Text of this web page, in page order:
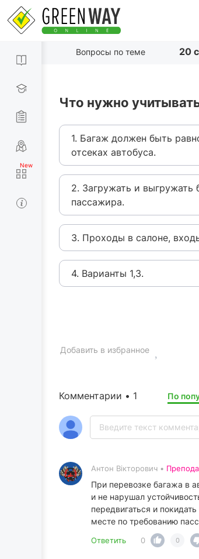
Вопросы по теме 20
Что нужно
1. Багаж должен быть
отсеках автобуса.
2. Загружать и
пассажира.
3. Проходы в салоне,
4. Варианты 1,3.
Добавить в избранное
Комментарии • 1 По
Антон Вікторович •
При перевозке багажа в
и не нарушал
передвигаться и
месте по требованию
Ответить 0 0